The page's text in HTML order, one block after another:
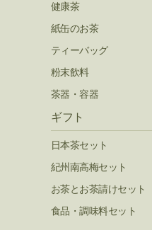
健康茶
紙缶のお茶
ティーバッグ
粉末飲料
茶器・容器
ギフト
日本茶セット
紀州南高梅セット
お茶とお茶請けセット
食品・調味料セット